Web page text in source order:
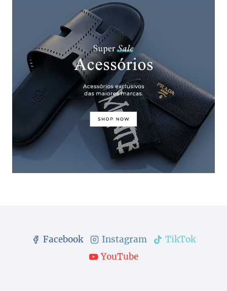
Facebook Instagram
TikTok
YouTube